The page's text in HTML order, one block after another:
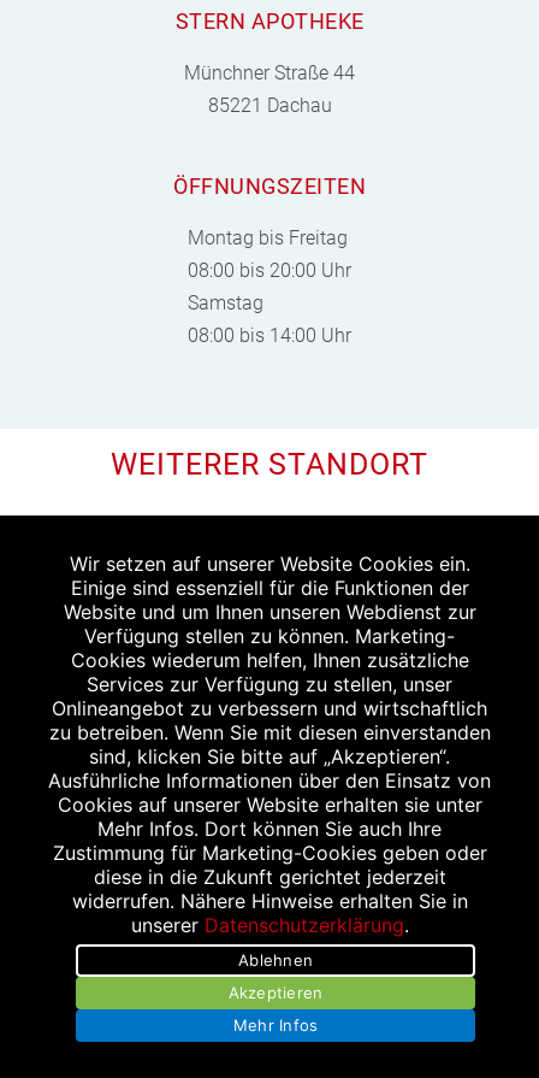
STERN APOTHEKE
Münchner Straße 44
85221 Dachau
ÖFFNUNGSZEITEN
Montag bis Freitag
08:00 bis 20:00 Uhr
Samstag
08:00 bis 14:00 Uhr
WEITERER STANDORT
BRUNNEN APOTHEKE
Münchnerstraße 30
85221 Dachau
Tel.: 08131/84188
Fax: 08131/80850
Brunnen-DAH@t-online.de
Impressum
Datenschutz
Wir setzen auf unserer Website Cookies ein.
Einige sind essenziell für die Funktionen der
Website und um Ihnen unseren Webdienst zur
Verfügung stellen zu können. Marketing-
Cookies wiederum helfen, Ihnen zusätzliche
Services zur Verfügung zu stellen, unser
Onlineangebot zu verbessern und wirtschaftlich
zu betreiben. Wenn Sie mit diesen einverstanden
sind, klicken Sie bitte auf „Akzeptieren“.
Ausführliche Informationen über den Einsatz von
Cookies auf unserer Website erhalten sie unter
Mehr Infos. Dort können Sie auch Ihre
Zustimmung für Marketing-Cookies geben oder
diese in die Zukunft gerichtet jederzeit
widerrufen. Nähere Hinweise erhalten Sie in
unserer Datenschutzerklärung.
Ablehnen
Akzeptieren
Mehr Infos